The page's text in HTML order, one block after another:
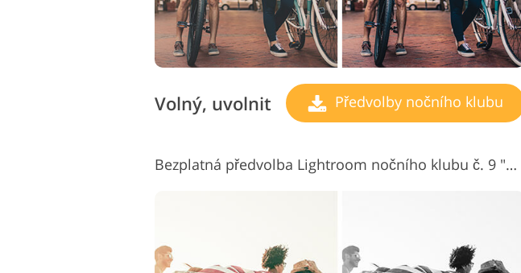
Volný, uvolnit Předvolby nočního klubu
Bezplatná předvolba Lightroom nočního klubu č. 9 "B&W"